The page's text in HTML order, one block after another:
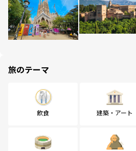
旅のテーマ
飲食 建築・アート